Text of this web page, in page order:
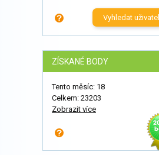
Vyhledat
ZÍSKANÉ BODY
Tento měsíc: 18
Celkem: 23203
Zobrazit více